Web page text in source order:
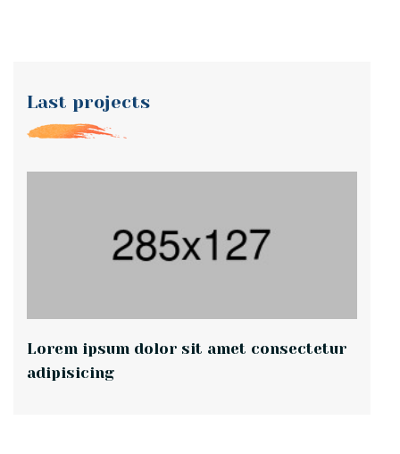
Last projects
Lorem ipsum dolor sit amet consectetur
adipisicing